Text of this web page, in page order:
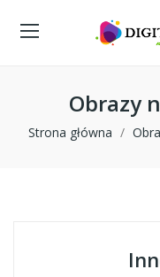
Obrazy
Strona główna